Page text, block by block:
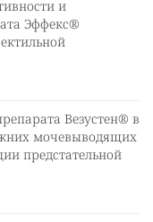
и
Эффекс®
Везустен® в
мочевыводящих
предстательной